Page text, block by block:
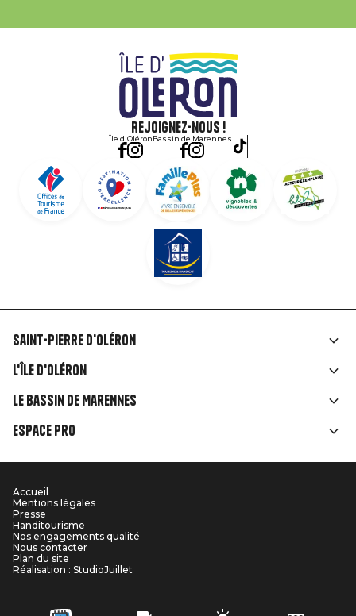
Rejoignez-nous !
Île d'OléronBassin de Marennes
Liens
rubriques
Saint-Pierre d'Oléron
L'île d'Oléron
Le Bassin de Marennes
Espace Pro
Menu
Pied
de
Accueil
Mentions légales
Presse
Handitourisme
Nos engagements qualité
Nous contacter
Plan du site
Réalisation : StudioJuillet